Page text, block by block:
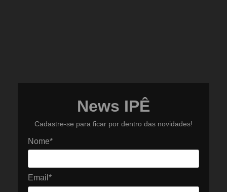
News IPÊ
Cadastre-se para ficar por dentro das novidades!
Nome*
Email*